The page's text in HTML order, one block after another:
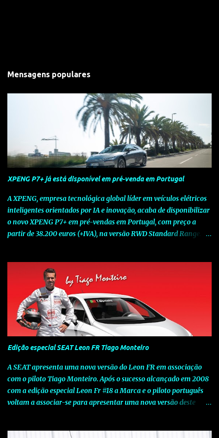
Mensagens populares
XPENG P7+ já está disponível em pré-venda em Portugal
A XPENG, empresa tecnológica global líder em veículos elétricos
inteligentes orientados por IA e inovação, acaba de disponibilizar
o novo XPENG P7+ em pré-vendas em Portugal, com preço a
partir de 38.200 euros (+IVA), na versão RWD Standard Range.
num momento decisivo, em que a indústria automóvel evolui da
mobilidade baseada na potência para a mobilidade baseada na
inteligência. Concebido como um fastback preparado para o
futuro e otimizado por Inteligência Artificial (IA), o novo XPENG
P7+ combina uma arquitetura inteligente avançada, um espaço
de referência no segmento e grande versatilidade para viagens,
respondendo às exigências do quotidiano europeu e refletindo o
compromisso de longo prazo da XPENG com a mobilidade
elétrica centrada no utilizador. O novo XPENG P7+ destaca-se
pela exclusividade do chip TURING AI, que oferece até 750 TOPS
de capacidade de computaç...
Edição especial SEAT Leon FR Tiago Monteiro
A SEAT apresenta uma nova versão do Leon FR em associação
com o piloto Tiago Monteiro. Após o sucesso alcançado em 2008
com a edição especial Leon Fr #18 a Marca e o piloto português
voltam a associar-se para apresentar uma nova versão deste